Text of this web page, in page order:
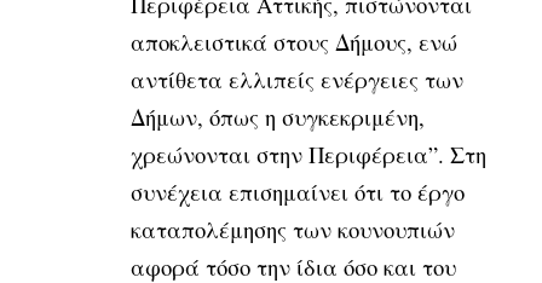
αποκλειστικά στους Δήμους, ενώ
αντίθετα ελλιπείς ενέργειες των
Δήμων, όπως η συγκεκριμένη,
χρεώνονται στην Περιφέρεια”. Στη
συνέχεια επισημαίνει ότι το έργο
καταπολέμησης των κουνουπιών
αφορά τόσο την ίδια όσο και του